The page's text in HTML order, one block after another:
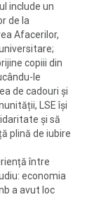
include un
de la
Afacerilor,
copiii din
le
de cadouri și
LSE își
și să
plină de iubire
între
economia
a avut loc